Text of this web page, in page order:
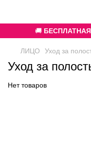
🚚 БЕСПЛАТНАЯ
ЛИЦО Уход за
Уход за
Нет товаров